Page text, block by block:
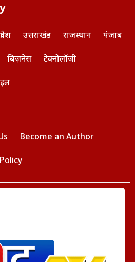
उत्तराखंड राजस्थान पंजाब
बिज़नेस टेक्नोलॉजी
Become an Author